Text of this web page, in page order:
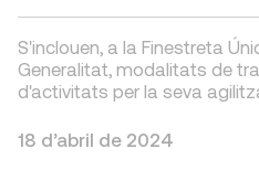
S'inclouen, a la Finestreta
Generalitat, modalitats de
d'activitats per la seva
18 d’abril de 2024